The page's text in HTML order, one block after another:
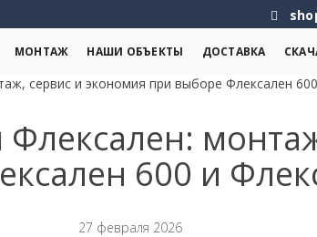
МОНТАЖ НАШИ ОБЪЕКТЫ ДОСТАВКА
сервис и экономия при выборе Флексален
Флексален:
600 и
27 февраля 2026